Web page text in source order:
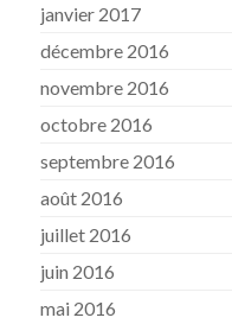
janvier 2017
décembre 2016
novembre 2016
octobre 2016
septembre 2016
août 2016
juillet 2016
juin 2016
mai 2016